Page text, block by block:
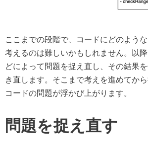
ここまでの段階で、コードにどのよう
考えるのは難しいかもしれません。以
どによって問題を捉え直し、その結果
き直します。そこまで考えを進めてから
コードの問題が浮かび上がります。
問題を捉え直す